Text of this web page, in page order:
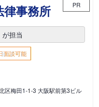
律事務所 PR
担当
面談可能
区梅田1-1-3 大阪駅前第3ビル